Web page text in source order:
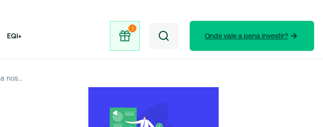
EQI+ Onde vale a pena investir?
Estudo revela as especialidades mais promissoras da Medicina nos próximos 10 anos